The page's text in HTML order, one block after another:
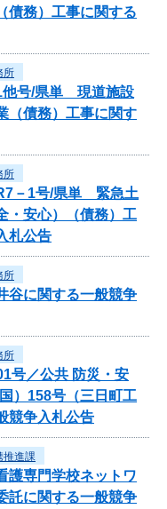
債務）工事に関する
所
他号/県単 現道施設
（債務）工事に関す
所
－1号/県単 緊急土
・安心）（債務）工
札公告
所
谷に関する一般競争
所
号／公共 防災・安
）158号（三日町工
競争入札公告
推進課
護専門学校ネットワ
託に関する一般競争